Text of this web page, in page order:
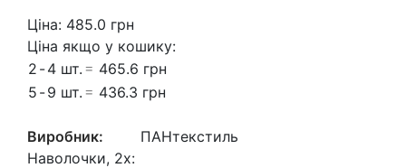
Ціна: 485.0 грн
Ціна якщо у кошику:
2 -4 шт. = 465.6 грн
5 -9 шт. = 436.3 грн
Виробник:
ПАНтекстиль
Наволочки, 2х: